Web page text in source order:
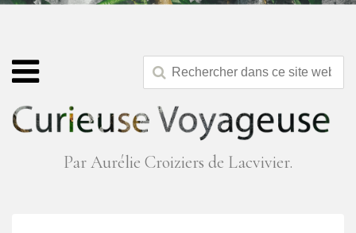
Par Aurélie Croiziers de Lacvivier.